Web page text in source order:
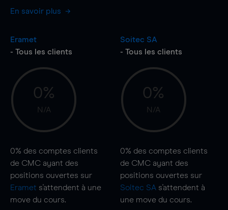
En savoir plus
Eramet
- Tous les clients
0%
N/A
0% des comptes clients
de CMC ayant des
positions ouvertes sur
Eramet s'attendent à une
move du cours.
Soitec SA
- Tous les clients
0%
N/A
0% des comptes clients
de CMC ayant des
positions ouvertes sur
Soitec SA s'attendent à
une move du cours.